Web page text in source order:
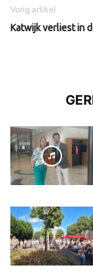
Vorig artikel
Katwijk verliest in